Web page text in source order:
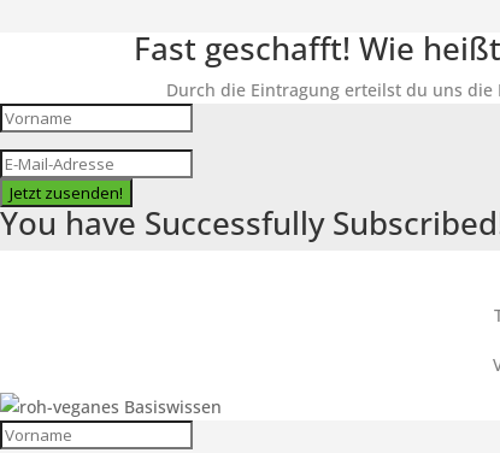
Fast geschafft! Wie
Durch die Eintragung erteilst du uns
Jetzt zusenden!
You have Successfully